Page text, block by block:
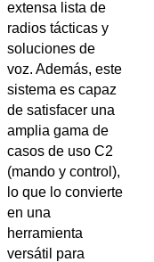
extensa lista de
radios tácticas y
soluciones de
voz. Además, este
sistema es capaz
de satisfacer una
amplia gama de
casos de uso C2
(mando y control),
lo que lo convierte
en una
herramienta
versátil para